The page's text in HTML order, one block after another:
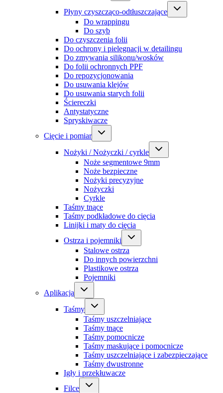
Płyny czyszcząco-odtłuszczające
Do wrappingu
Do szyb
Do czyszczenia folii
Do ochrony i pielęgnacji w detailingu
Do zmywania silikonu/wosków
Do folii ochronnych PPF
Do repozycjonowania
Do usuwania klejów
Do usuwania starych folii
Ściereczki
Antystatyczne
Spryskiwacze
Cięcie i pomiar
Nożyki / Nożyczki / cyrkle
Noże segmentowe 9mm
Noże bezpieczne
Nożyki precyzyjne
Nożyczki
Cyrkle
Taśmy tnące
Taśmy podkładowe do cięcia
Linijki i maty do cięcia
Ostrza i pojemniki
Stalowe ostrza
Do innych powierzchni
Plastikowe ostrza
Pojemniki
Aplikacja
Taśmy
Taśmy uszczelniające
Taśmy tnące
Taśmy pomocnicze
Taśmy maskujące i pomocnicze
Taśmy uszczelniające i zabezpieczające
Taśmy dwustronne
Igły i przekłuwacze
Filce